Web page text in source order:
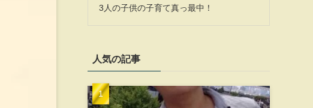
3人の子供の子育て真っ最中！
人気の記事